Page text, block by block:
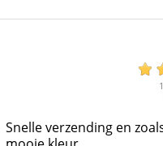
Snelle verzending en